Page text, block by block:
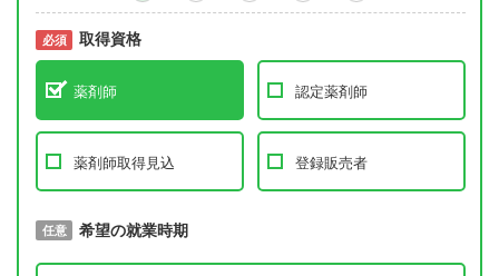
必須 取得資格
薬剤師 認定薬剤師
薬剤師取得見込 登録販売者
必須 取得予定年
任意 希望の就業時期